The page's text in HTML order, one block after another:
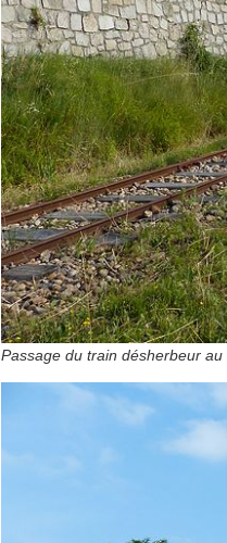
Passage du train désherbeur